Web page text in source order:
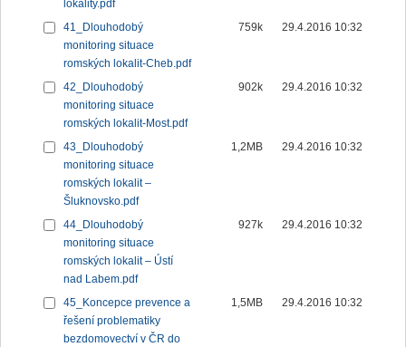
lokality.pdf
41_Dlouhodobý
monitoring situace
romských lokalit-Cheb.pdf
759k 29.4.2016 10:32
42_Dlouhodobý
monitoring situace
romských lokalit-Most.pdf
902k 29.4.2016 10:32
43_Dlouhodobý
monitoring situace
romských lokalit –
Šluknovsko.pdf
1,2MB 29.4.2016 10:32
44_Dlouhodobý
monitoring situace
romských lokalit – Ústí
nad Labem.pdf
927k 29.4.2016 10:32
45_Koncepce prevence a
řešení problematiky
bezdomovectví v ČR do
1,5MB 29.4.2016 10:32